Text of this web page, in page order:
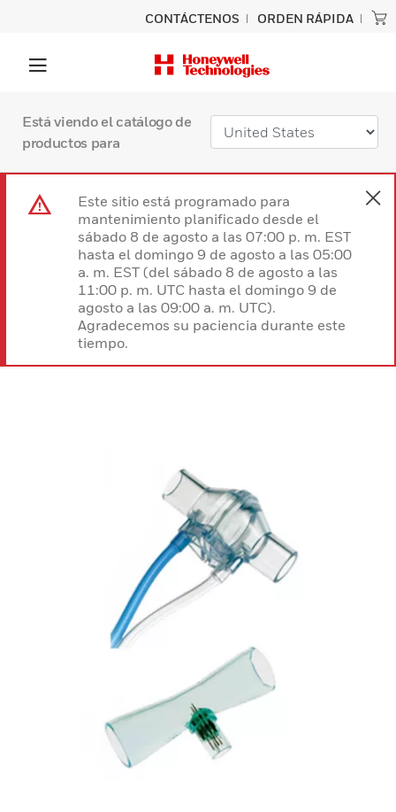
CONTÁCTENOS ORDEN RÁPIDA
Está viendo el catálogo de
productos para
Este sitio está programado para
mantenimiento planificado desde el
sábado 8 de agosto a las 07:00 p. m. EST
hasta el domingo 9 de agosto a las 05:00
a. m. EST (del sábado 8 de agosto a las
11:00 p. m. UTC hasta el domingo 9 de
agosto a las 09:00 a. m. UTC).
Agradecemos su paciencia durante este
tiempo.